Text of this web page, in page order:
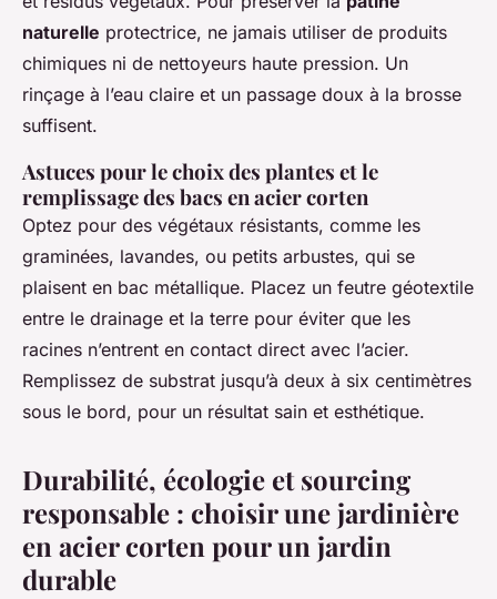
naturelle protectrice, ne jamais utiliser de produits
chimiques ni de nettoyeurs haute pression. Un
rinçage à l’eau claire et un passage doux à la brosse
suffisent.
Astuces pour le choix des plantes et le
remplissage des bacs en acier corten
Optez pour des végétaux résistants, comme les
graminées, lavandes, ou petits arbustes, qui se
plaisent en bac métallique. Placez un feutre géotextile
entre le drainage et la terre pour éviter que les
racines n’entrent en contact direct avec l’acier.
Remplissez de substrat jusqu’à deux à six centimètres
sous le bord, pour un résultat sain et esthétique.
Durabilité, écologie et sourcing
responsable : choisir une jardinière
en acier corten pour un jardin
durable